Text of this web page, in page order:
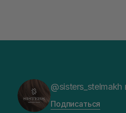
@sisters_stelmakh
Подписаться